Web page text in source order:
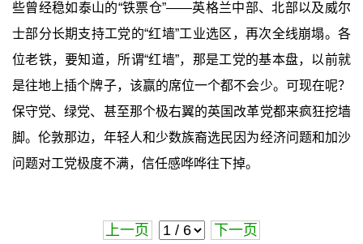
些曾经稳如泰山的“铁票仓”——英格兰中部、北部以及威尔
士部分长期支持工党的“红墙”工业选区，再次全线崩塌。各
位老铁，要知道，所谓“红墙”，那是工党的基本盘，以前就
是往地上插个牌子，该赢的席位一个都不会少。可现在呢？
保守党、绿党、甚至那个极右翼的英国改革党都来疯狂挖墙
脚。伦敦那边，年轻人和少数族裔选民因为经济问题和加沙
问题对工党极度不满，信任感哗哗往下掉。
上一页 下一页